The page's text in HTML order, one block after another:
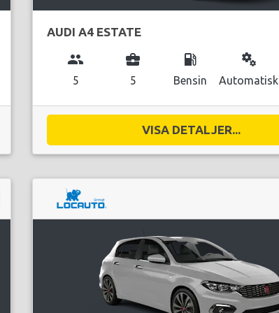
AUDI A4 ESTATE
group
5
business_center
5
local_gas_station
Bensin
miscellaneous_services
Automatisk
VISA DETALJER...